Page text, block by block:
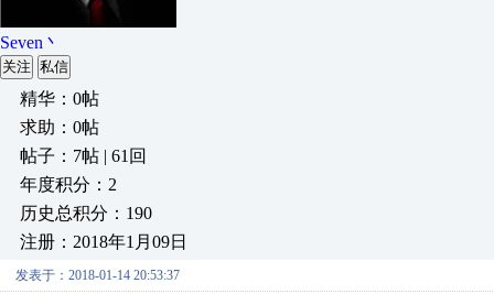
Seven丶
关注 私信
精华：0帖
求助：0帖
帖子：7帖 | 61回
年度积分：2
历史总积分：190
注册：2018年1月09日
发表于：2018-01-14 20:53:37